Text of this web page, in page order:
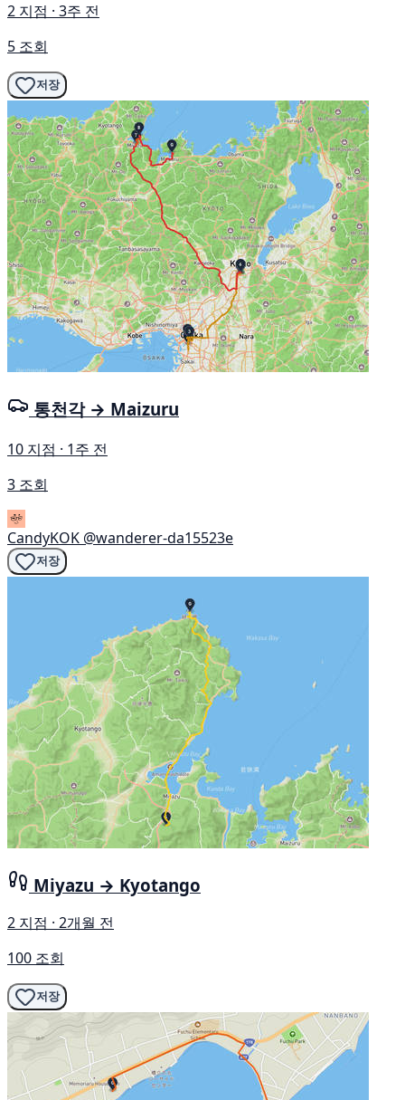
2 지점 · 3주 전
5 조회
저장
통천각 → Maizuru
10 지점 · 1주 전
3 조회
CandyKOK @wanderer-da15523e
저장
Miyazu → Kyotango
2 지점 · 2개월 전
100 조회
저장